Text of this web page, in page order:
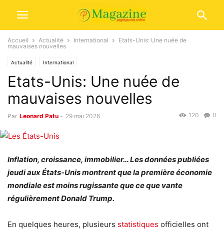
Accueil Actualité International
Etats-Unis: Une nuée de
mauvaises nouvelles
Actualité International
Etats-Unis: Une nuée de
mauvaises nouvelles
Par Leonard Patu - 29 mai 2026 0
120
Inflation, croissance, immobilier… Les données publiées
jeudi aux États-Unis montrent que la première économie
mondiale est moins rugissante que ce que vante
régulièrement Donald Trump.
En quelques heures, plusieurs statistiques officielles ont